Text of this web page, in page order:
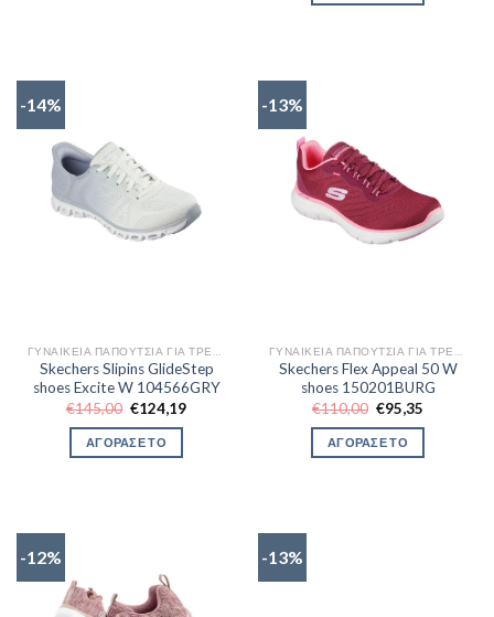
€84,55.
-14%
Skechers Slipins GlideStep
shoes Excite W 104566GRY
€145,00 Original
was:
€145,00.
€124,19Η
ΑΓΟΡΑΣΕ ΤΟ
-13%
Skechers Flex Appeal 50 W
shoes 150201BURG
€110,00 Original
price
was:
€110,00.
€95,35
ΑΓΟΡΑΣΕ ΤΟ
-12% -13%